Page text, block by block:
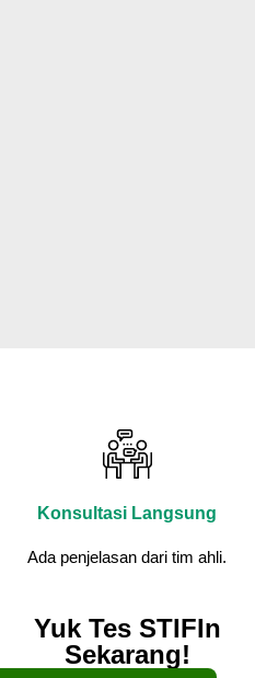
Konsultasi Langsung
Ada penjelasan dari tim ahli.
Yuk Tes STIFIn
Sekarang!